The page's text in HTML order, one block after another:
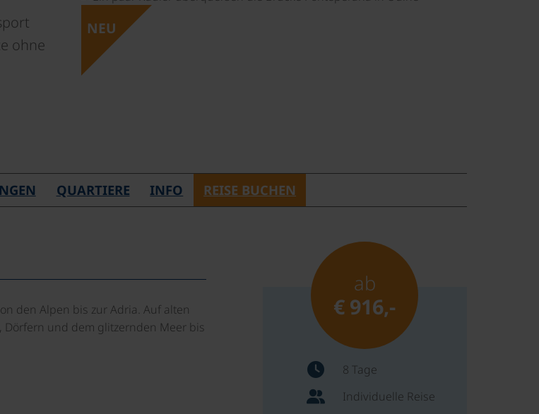
ohne
NEU
QUARTIERE INFO REISE BUCHEN
den Alpen bis zur Adria. Auf alten
Dörfern und dem glitzernden Meer bis
ab
€ 916,-
8 Tage
Individuelle Reise